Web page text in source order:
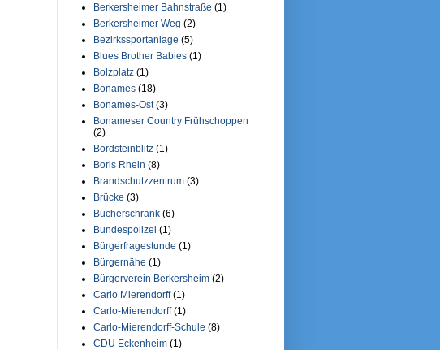
Berkersheimer Bahnstraße (1)
Berkersheimer Weg (2)
Bezirkssportanlage (5)
Blues Brother Babies (1)
Bolzplatz (1)
Bonames (18)
Bonames-Ost (3)
Bonameser Country Frühschoppen
(2)
Bordsteinblitz (1)
Boris Rhein (8)
Brandschutzzentrum (3)
Brücke (3)
Bücherschrank (6)
Bundespolizei (1)
Bürgerfragestunde (1)
Bürgernähe (1)
Bürgerverein Berkersheim (2)
Carlo Mierendorff (1)
Carlo-Mierendorff (1)
Carlo-Mierendorff-Schule (8)
CDU Eckenheim (1)